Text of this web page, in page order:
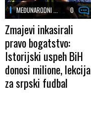
MEĐUNARODNI ... 0
Zmajevi inkasirali
pravo bogatstvo:
Istorijski uspeh BiH
donosi milione, lekcija
za srpski fudbal